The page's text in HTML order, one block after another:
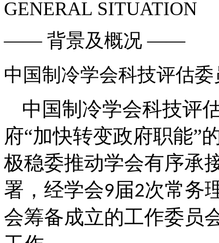
GENERAL SITUATION
—— 背景及概况 ——
中国制冷学会科技评估
中国制冷学会科技评
府“加快转变政府职能”
极稳委推动学会有序承
署，经学会9届2次常务
会筹备成立的工作委员